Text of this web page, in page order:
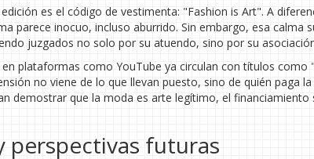
es el código de vestimenta: "Fashion is Art". A
parece inocuo, incluso aburrido. Sin embargo, esa calma
juzgados no solo por su atuendo, sino por su
plataformas como YouTube ya circulan con títulos
no viene de lo que llevan puesto, sino de quién paga
demostrar que la moda es arte legítimo, el
perspectivas futuras